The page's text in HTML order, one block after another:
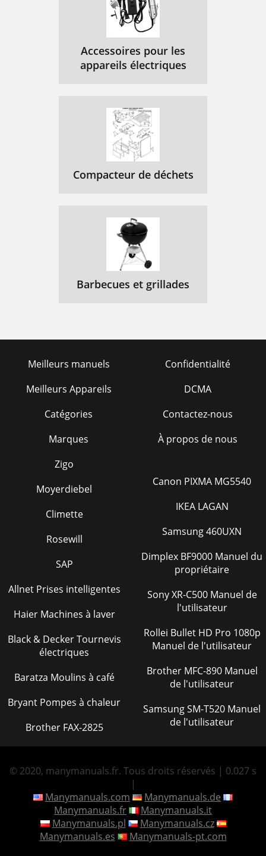
Accessoires pour les
appareils électriques
Compacteur de déchets
Barbecues et grillades
Meilleurs manuels
Meilleurs Appareils
Catégories
Marques
Confidentialité
DCMA
Contactez-nous
À propos de nous
Zigo
Moyerdiebel
Climette
Rosewill
SAP
Allnet Prises intelligentes
Haier Machines à laver
Black & Decker Tournevis
électriques
Baratza Moulins à café
Bryant Pompes à chaleur
Brother FAX-2825
Canon PIXMA MG5540
IKEA LAGAN
Samsung 460UXN
Dimplex BF9000 Manuel du
propriétaire
Sony XR-C500 Manuel de
l'utilisateur
Rollei Bullet HD Pro 1080p
Manuel de l'utilisateur
Brother MFC-890 Manuel
de l'utilisateur
Samsung SM-T520 Manuel
de l'utilisateur
© 2020, manymanuals.fr. Tous droits réservés | 0.027 s
|
Manymanuals.com
Manymanuals.de
Manymanuals.fr
Manymanuals.it
Manymanuals.pl
Manymanuals.cz
Manymanuals.es
Manymanuals-pt.com